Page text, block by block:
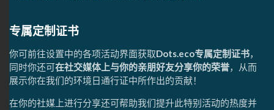
专属定制证书
你可前往设置中的各项活动界面获取Dots.eco专属定制证书，
同时你还可在社交媒体上与你的亲朋好友分享你的荣誉，从而
展示你在我们的环境日通行证中所作出的贡献！
在你的社媒上进行分享还可帮助我们提升此特别活动的热度并